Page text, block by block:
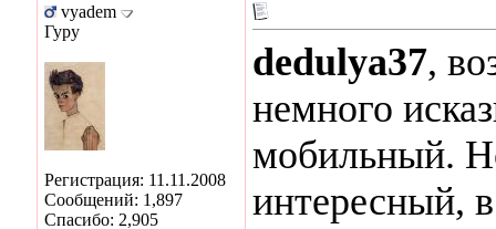
vyadem
Гуру
Регистрация: 11.11.2008
Сообщений: 1,897
Спасибо: 2,905
dedulya37,
немного
мобильный.
интересный,